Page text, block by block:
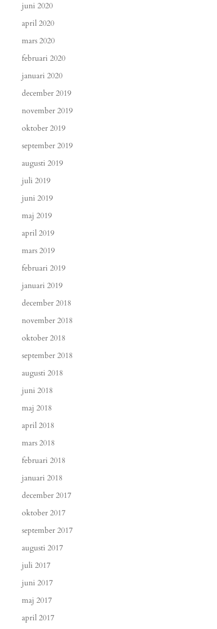
juni 2020
april 2020
mars 2020
februari 2020
januari 2020
december 2019
november 2019
oktober 2019
september 2019
augusti 2019
juli 2019
juni 2019
maj 2019
april 2019
mars 2019
februari 2019
januari 2019
december 2018
november 2018
oktober 2018
september 2018
augusti 2018
juni 2018
maj 2018
april 2018
mars 2018
februari 2018
januari 2018
december 2017
oktober 2017
september 2017
augusti 2017
juli 2017
juni 2017
maj 2017
april 2017